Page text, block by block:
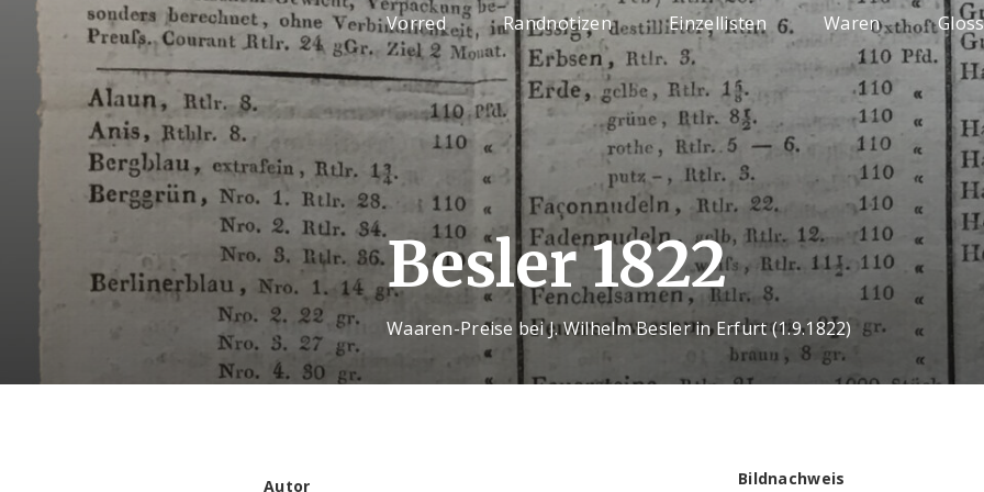
Vorred Randnotizen Einzellisten Waren
Besler 1822
Waaren-Preise bei J. Wilhelm Besler in Erfurt (1.9.1822)
Autor Bildnachweis